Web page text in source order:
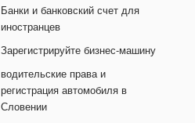
Банки и банковский счет для
иностранцев
Зарегистрируйте бизнес-машину
водительские права и
регистрация автомобиля в
Словении